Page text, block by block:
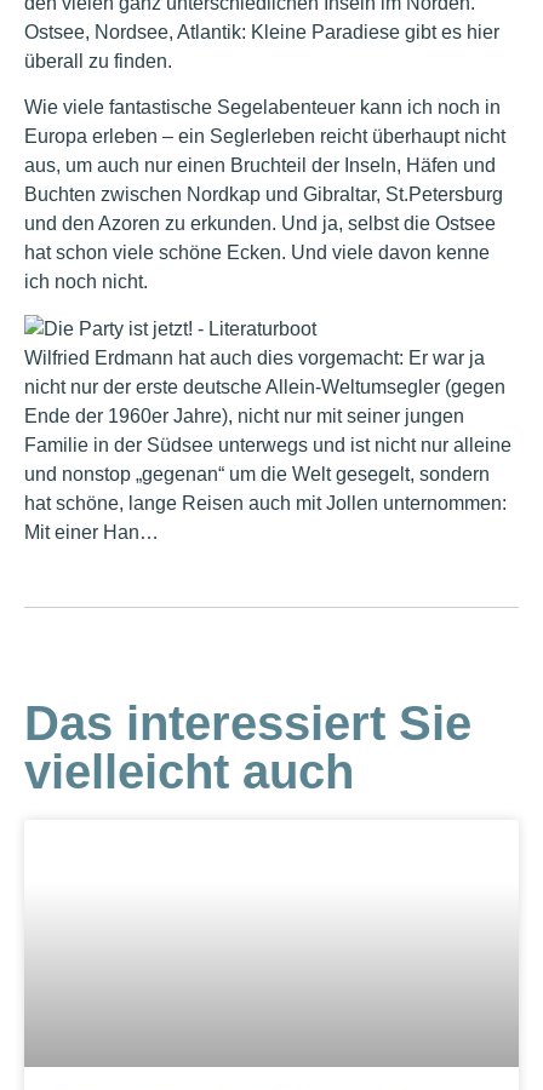
Ostsee, Nordsee, Atlantik: Kleine Paradiese gibt es hier
überall zu finden.
Wie viele fantastische Segelabenteuer kann ich noch in
Europa erleben – ein Seglerleben reicht überhaupt nicht
aus, um auch nur einen Bruchteil der Inseln, Häfen und
Buchten zwischen Nordkap und Gibraltar, St.Petersburg
und den Azoren zu erkunden. Und ja, selbst die Ostsee
hat schon viele schöne Ecken. Und viele davon kenne
ich noch nicht.
Wilfried Erdmann hat auch dies vorgemacht: Er war ja
nicht nur der erste deutsche Allein-Weltumsegler (gegen
Ende der 1960er Jahre), nicht nur mit seiner jungen
Familie in der Südsee unterwegs und ist nicht nur alleine
und nonstop „gegenan“ um die Welt gesegelt, sondern
hat schöne, lange Reisen auch mit Jollen unternommen:
Mit einer Han…
Das interessiert Sie
vielleicht auch